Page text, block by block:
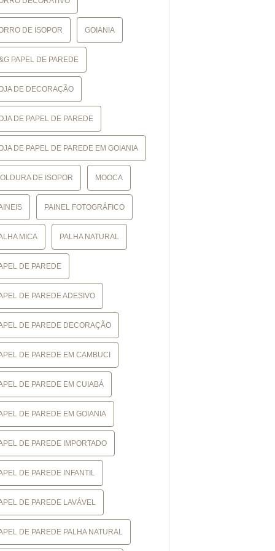
DE ISOPOR GOIANIA
PAPEL DE PAREDE
DE DECORAÇÃO
DE PAPEL DE PAREDE
DE PAPEL DE PAREDE EM GOIANIA
DE ISOPOR MOOCA
PAINEL FOTOGRÁFICO
MICA PALHA NATURAL
DE PAREDE
DE PAREDE ADESIVO
DE PAREDE DECORAÇÃO
DE PAREDE EM CAMBUCI
DE PAREDE EM CUIABÁ
DE PAREDE EM GOIANIA
DE PAREDE IMPORTADO
DE PAREDE INFANTIL
DE PAREDE LAVÁVEL
DE PAREDE PALHA NATURAL